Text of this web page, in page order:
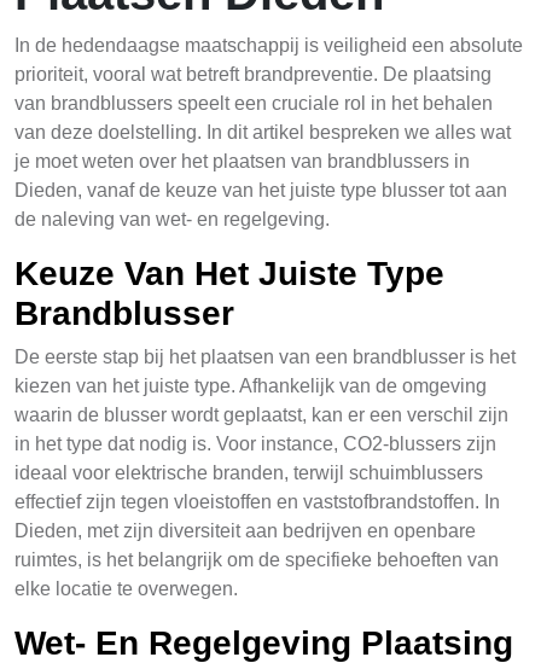
In de hedendaagse maatschappij is veiligheid een absolute
prioriteit, vooral wat betreft brandpreventie. De plaatsing
van brandblussers speelt een cruciale rol in het behalen
van deze doelstelling. In dit artikel bespreken we alles wat
je moet weten over het plaatsen van brandblussers in
Dieden, vanaf de keuze van het juiste type blusser tot aan
de naleving van wet- en regelgeving.
Keuze Van Het Juiste Type
Brandblusser
De eerste stap bij het plaatsen van een brandblusser is het
kiezen van het juiste type. Afhankelijk van de omgeving
waarin de blusser wordt geplaatst, kan er een verschil zijn
in het type dat nodig is. Voor instance, CO2-blussers zijn
ideaal voor elektrische branden, terwijl schuimblussers
effectief zijn tegen vloeistoffen en vaststofbrandstoffen. In
Dieden, met zijn diversiteit aan bedrijven en openbare
ruimtes, is het belangrijk om de specifieke behoeften van
elke locatie te overwegen.
Wet- En Regelgeving Plaatsing